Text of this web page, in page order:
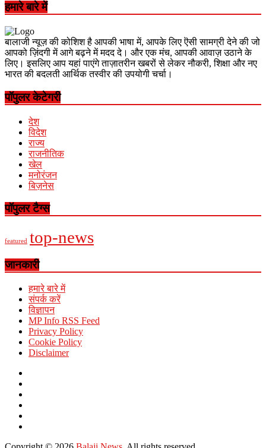
हमारे बारे में
बालाजी न्यूज़ की कोशिश है आपकी भाषा में, आपके लिए ऎसी सामग्री देने की जो
आपको ज़िंदगी में आगे बढ़ने में मदद दे। और एक मंच, आपकी आवाज़ उठाने के
लिए। इसलिए आप यहां पाएंगे ताज़ातरीन खबरों से लेकर नौकरी, शिक्षा और नए
भारत की बदलती आर्थिक तस्वीर की उपयोगी चर्चा।
पॉपुलर केटेगरी
देश
विदेश
राज्य
राजनीतिक
खेल
मनोरंजन
बिज़नेस
पॉपुलर टैग्स
featured top-news
जानकारी
हमारे बारे में
संपर्क करें
विज्ञापन
MP Info RSS Feed
Privacy Policy
Cookie Policy
Disclaimer